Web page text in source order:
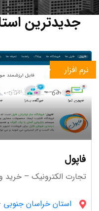
جدیدترین
نرم افزار
فاپول
تجارت الکترونیک – خرید
استان خراسان جنوبى